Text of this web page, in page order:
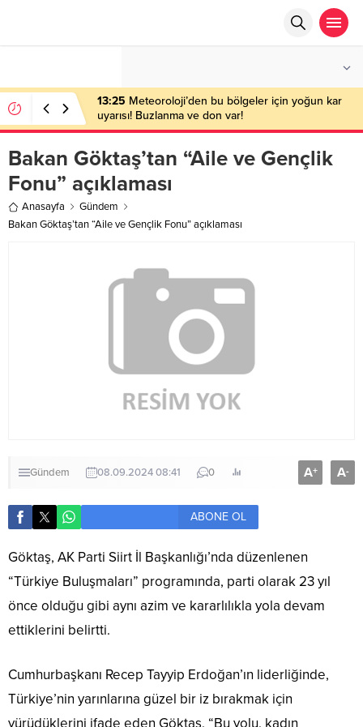
13:25 Meteoroloji’den bu bölgeler için yoğun kar
uyarısı! Buzlanma ve don var!
Bakan Göktaş’tan “Aile ve Gençlik
Fonu” açıklaması
Anasayfa
Gündem
Bakan Göktaş’tan “Aile ve Gençlik Fonu” açıklaması
Gündem 08.09.2024 08:41 0 A+ A-
ABONE OL
Göktaş, AK Parti Siirt İl Başkanlığı’nda düzenlenen
“Türkiye Buluşmaları” programında, parti olarak 23 yıl
önce olduğu gibi aynı azim ve kararlılıkla yola devam
ettiklerini belirtti.
Cumhurbaşkanı Recep Tayyip Erdoğan’ın liderliğinde,
Türkiye’nin yarınlarına güzel bir iz bırakmak için
yürüdüklerini ifade eden Göktaş, “Bu yolu, kadın